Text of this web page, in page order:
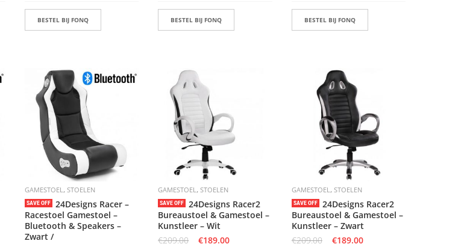
BESTEL BIJ FONQ BESTEL BIJ FONQ BESTEL BIJ FONQ
GAMESTOEL, STOELEN
SAVE OFF
24Designs Racer –
Racestoel Gamestoel –
Bluetooth & Speakers –
Zwart /
GAMESTOEL,STOELEN
SAVE OFF
24Designs Racer2
Bureaustoel & Gamestoel –
Kunstleer – Wit
€209.00 €189.00
GAMESTOEL, STOELEN
SAVE OFF
24Designs Racer2
Bureaustoel & Gamestoel –
Kunstleer – Zwart
€209.00 €189.00